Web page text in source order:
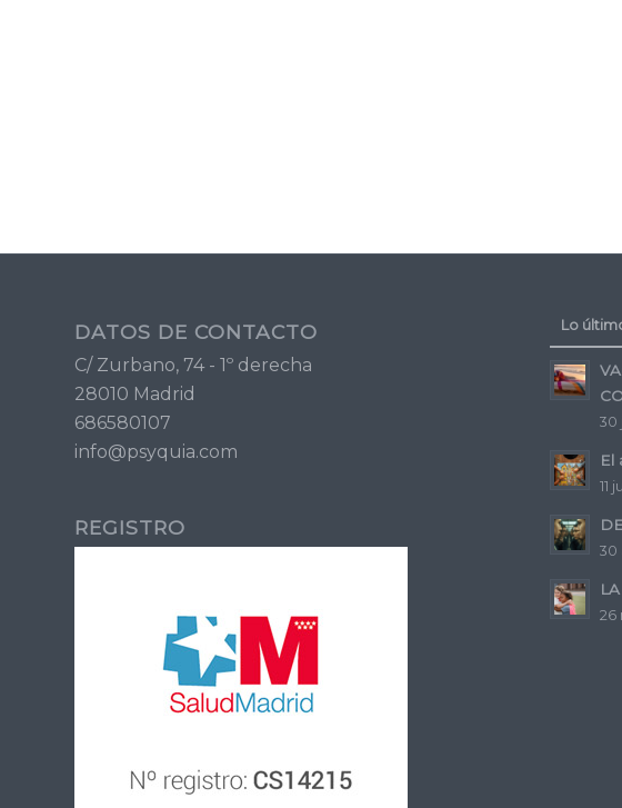
DATOS DE CONTACTO
C/ Zurbano, 74 - 1º derecha
28010 Madrid
686580107
info@psyquia.com
REGISTRO
Lo
30
El
11
30
26